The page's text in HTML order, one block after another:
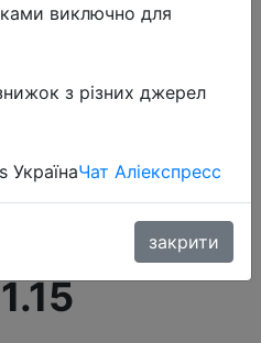
Мужская
молодых
дорожные
виключно для
з різних джерел
УкраїнаЧат Аліекспресс
закрити